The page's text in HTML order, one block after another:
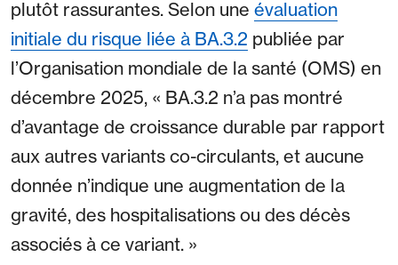
plutôt rassurantes. Selon une évaluation
initiale du risque liée à BA.3.2 publiée par
l’Organisation mondiale de la santé (OMS) en
décembre 2025, « BA.3.2 n’a pas montré
d’avantage de croissance durable par rapport
aux autres variants co-circulants, et aucune
donnée n’indique une augmentation de la
gravité, des hospitalisations ou des décès
associés à ce variant. »